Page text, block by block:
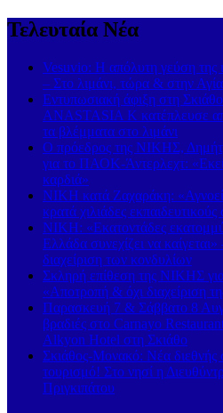
Τελευταία Νέα
Vesuvio: Η απόλυτη γεύση της
– Στο λιμάνι, τώρα & στην
Εντυπωσιακή άφιξη στη
ANASTASIA K κατέπλευσε
τα βλέμματα στο λιμάνι
Ο πρόεδρος της ΝΙΚΗΣ,
για το ΠΑΟΚ-Άντερλεχτ:
καρδιά»
ΝΙΚΗ κατά Ζαχαράκη:
κρατά χιλιάδες
ΝΙΚΗ: «Εκατοντάδες
Ελλάδα συνεχίζει να
διαχείριση των κονδυλίων
Σκληρή επίθεση της ΝΙΚΗΣ
«Αποτροπή & όχι διαχείριση
Παρασκευή 7 & Σάββατο 8
βραδιές στο Carnayo
Alkyon Hotel στη Σκιάθο
Σκιάθος-Μονακό: Νέα διεθνής
τουρισμό! Στο νησί η
Πριγκιπάτου